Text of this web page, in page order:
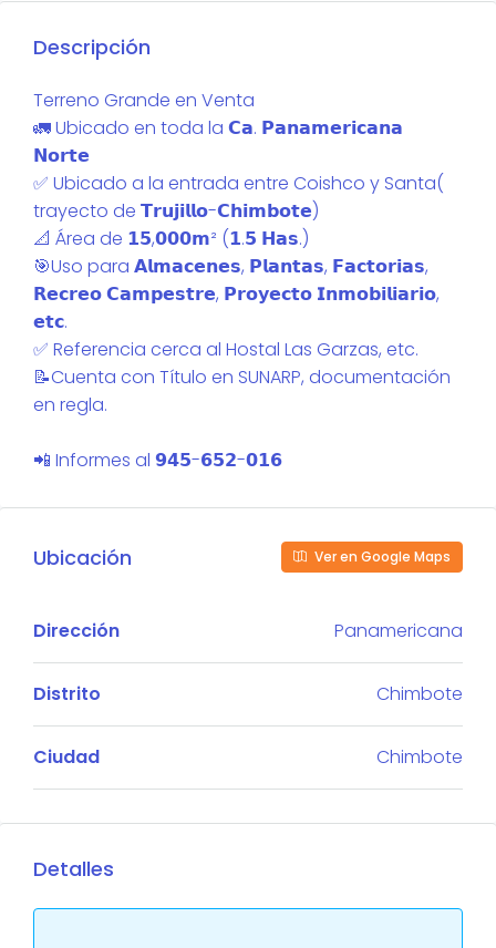
Descripción
Terreno Grande en Venta
🚛 Ubicado en toda la 𝗖𝗮. 𝗣𝗮𝗻𝗮𝗺𝗲𝗿𝗶𝗰𝗮𝗻𝗮
𝗡𝗼𝗿𝘁𝗲
✅️ Ubicado a la entrada entre Coishco y Santa(
trayecto de 𝗧𝗿𝘂𝗷𝗶𝗹𝗹𝗼-𝗖𝗵𝗶𝗺𝗯𝗼𝘁𝗲)
📐 Área de 𝟭𝟱,𝟬𝟬𝟬𝗺² (𝟭.𝟱 𝗛𝗮𝘀.)
🎯Uso para 𝗔𝗹𝗺𝗮𝗰𝗲𝗻𝗲𝘀, 𝗣𝗹𝗮𝗻𝘁𝗮𝘀, 𝗙𝗮𝗰𝘁𝗼𝗿𝗶𝗮𝘀,
𝗥𝗲𝗰𝗿𝗲𝗼 𝗖𝗮𝗺𝗽𝗲𝘀𝘁𝗿𝗲, 𝗣𝗿𝗼𝘆𝗲𝗰𝘁𝗼 𝗜𝗻𝗺𝗼𝗯𝗶𝗹𝗶𝗮𝗿𝗶𝗼,
𝗲𝘁𝗰.
✅️ Referencia cerca al Hostal Las Garzas, etc.
📝Cuenta con Título en SUNARP, documentación
en regla.
📲 Informes al 𝟵𝟰𝟱-𝟲𝟱𝟮-𝟬𝟭𝟲
Ubicación Ver en Google Maps
Dirección Panamericana
Distrito Chimbote
Ciudad Chimbote
Detalles